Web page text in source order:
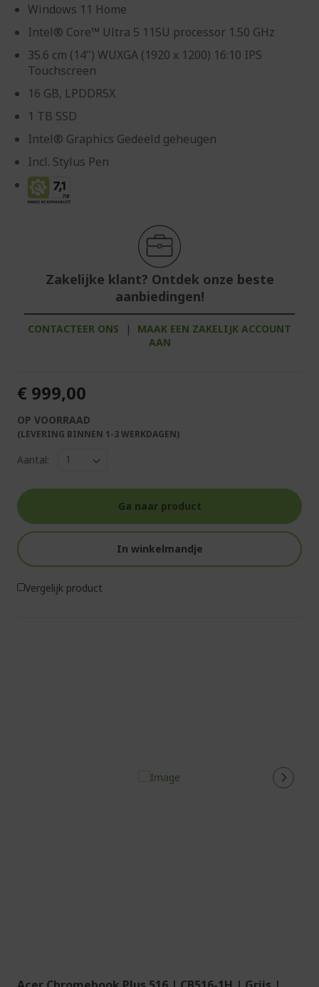
Windows 11 Home
Intel® Core™ Ultra 5 115U processor 1.50 GHz
35.6 cm (14") WUXGA (1920 x 1200) 16:10 IPS
Touchscreen
16 GB, LPDDR5X
1 TB SSD
Intel® Graphics Gedeeld geheugen
Incl. Stylus Pen
Zakelijke klant? Ontdek onze beste
aanbiedingen!
CONTACTEER ONS |
MAAK EEN ZAKELIJK ACCOUNT
AAN
€ 999,00
OP VOORRAAD
(LEVERING BINNEN 1-3 WERKDAGEN)
Aantal:
Ga naar product
In winkelmandje
Vergelijk product